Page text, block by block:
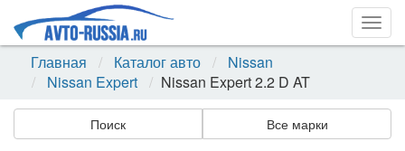
Главная
Каталог авто
Nissan
Nissan Expert
Nissan Expert 2.2 D AT
Поиск Все марки